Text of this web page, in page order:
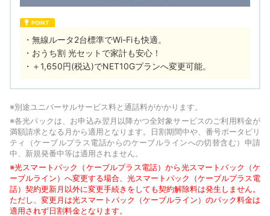
POINT
無線ルータ2台標準でWi-Fiも快適。
おうち割 光セットで家計も安心！
＋1,650円(税込)でNET10Gプランへ変更可能。
※別途ユニバーサルサービス料と通話料がかかります。
※各光パックは、お申込み翌月以降かつ全対象サービスのご利用料金が
満額請求となる月から適用となります。日割期間中や、番号ポータビリ
ティ（ケーブルプラス電話からのケーブルラインへの切替含む）申請
中、新規発番中等は適用されません。
※光スマートパック（ケーブルプラス電話）から光スマートパック（ケ
ーブルライン）へ変更する場合、光スマートパック（ケーブルプラス電
話）契約更新月以外に変更手続きをしても契約解除料は発生しません。
ただし、変更月は光スマートパック（ケーブルライン）のパック料金は
適用されず日割料金となります。